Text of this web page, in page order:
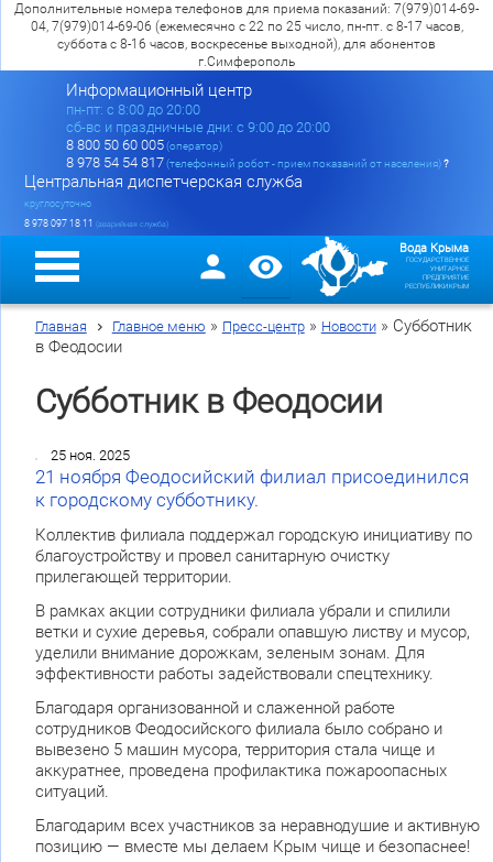
Дополнительные номера телефонов для приема показаний: 7(979)014-69-
04, 7(979)014-69-06 (ежемесячно с 22 по 25 число, пн-пт. с 8-17 часов,
суббота с 8-16 часов, воскресенье выходной), для абонентов
г.Симферополь
Информационный центр
пн-пт: c 8:00 до 20:00
сб-вс и праздничные дни: с 9:00 до 20:00
8 800 50 60 005(оператор)
8 978 54 54 817(телефонный робот - прием показаний от населения)?
Центральная диспетчерская служба
круглосуточно
8 978 097 18 11 (аварийная служба)
Вода Крыма
ГОСУДАРСТВЕННОЕ
УНИТАРНОЕ
ПРЕДПРИЯТИЕ
РЕСПУБЛИКИ КРЫМ
Главная Главное меню » Пресс-центр» Новости» Субботник
в Феодосии
Субботник в Феодосии
25 ноя. 2025
21 ноября Феодосийский филиал присоединился
к городскому субботнику.
Коллектив филиала поддержал городскую инициативу по
благоустройству и провел санитарную очистку
прилегающей территории.
В рамках акции сотрудники филиала убрали и спилили
ветки и сухие деревья, собрали опавшую листву и мусор,
уделили внимание дорожкам, зеленым зонам. Для
эффективности работы задействовали спецтехнику.
Благодаря организованной и слаженной работе
сотрудников Феодосийского филиала было собрано и
вывезено 5 машин мусора, территория стала чище и
аккуратнее, проведена профилактика пожароопасных
ситуаций.
Благодарим всех участников за неравнодушие и активную
позицию — вместе мы делаем Крым чище и безопаснее!